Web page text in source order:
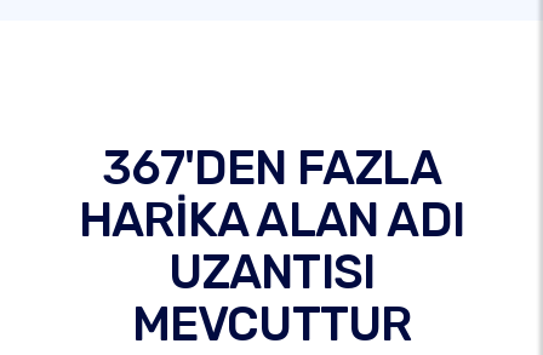
367'DEN FAZLA
HARİKA ALAN ADI
UZANTISI
MEVCUTTUR